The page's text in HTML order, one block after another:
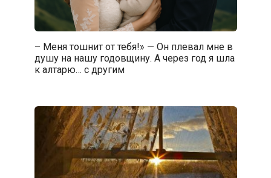
– Меня тошнит от тебя!» — Он плевал мне в
душу на нашу годовщину. А через год я шла
к алтарю… с другим